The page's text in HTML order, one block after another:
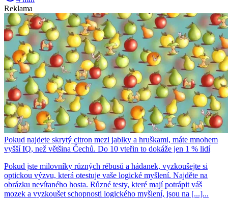
Reklama
Pokud najdete skrytý citron mezi jablky a hruškami, máte mnohem
vyšší IQ, než většina Čechů. Do 10 vteřin to dokáže jen 1 % lidí
Pokud jste milovníky různých rébusů a hádanek, vyzkoušejte si
optickou výzvu, která otestuje vaše logické myšlení. Najděte na
obrázku nevítaného hosta. Různé testy, které mají potrápit váš
mozek a vyzkoušet schopnosti logického myšlení, jsou na [...]...